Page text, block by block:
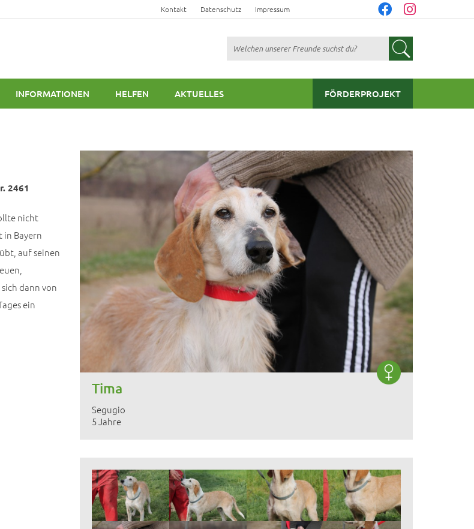
Kontakt Datenschutz Impressum
Suchen
INFORMATIONEN HELFEN AKTUELLES FÖRDERPROJEKT
2461
nicht
in Bayern
auf seinen
dann von
ein
Tima
Segugio
5 Jahre